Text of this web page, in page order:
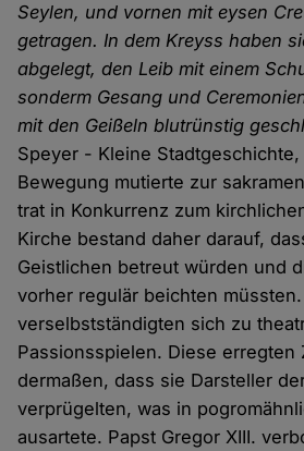
Seylen, und vornen mit eysen
getragen. In dem Kreyss haben
abgelegt, den Leib mit einem
sonderm Gesang und
mit den Geißeln blutrünstig
Speyer - Kleine Stadtgeschichte,
Bewegung mutierte zur
trat in Konkurrenz zum
Kirche bestand daher darauf,
Geistlichen betreut würden und
vorher regulär beichten
verselbstständigten sich zu
Passionsspielen. Diese erregten
dermaßen, dass sie Darsteller
verprügelten, was in
ausartete. Papst Gregor XIII.